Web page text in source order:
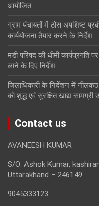
आयोजित
ग्राम पंचायतों में ठोस अपशिष्ट
कार्ययोजना तैयार करने के निर्देश
मंडी परिषद की धीमी कार्यप्रगति
लाने के दिए निर्देश
जिलाधिकारी के निर्देशन में
को शुद्ध एवं सुरक्षित खाद्य
Contact us
AVANEESH KUMAR
S/O: Ashok Kumar,
Uttarakhand – 246149
9045333123